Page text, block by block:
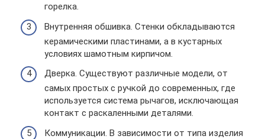
горелка.
Внутренняя обшивка. Стенки обкладываются
керамическими пластинами, а в кустарных
условиях шамотным кирпичом.
Дверка. Существуют различные модели, от
самых простых с ручкой до современных, где
используется система рычагов, исключающая
контакт с раскаленными деталями.
Коммуникации. В зависимости от типа изделия